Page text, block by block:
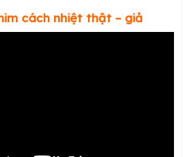
cách nhiệt thật – giả